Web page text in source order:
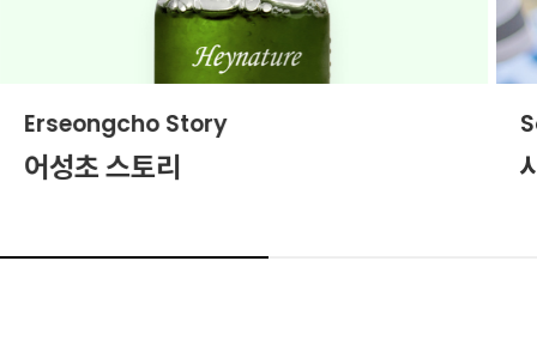
Erseongcho Story
어성초 스토리